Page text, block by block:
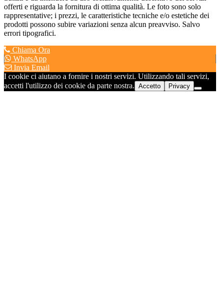
offerti e riguarda la fornitura di ottima qualità. Le foto sono solo
rappresentative; i prezzi, le caratteristiche tecniche e/o estetiche dei
prodotti possono subire variazioni senza alcun preavviso. Salvo
errori tipografici.
Chiama Ora
WhatsApp
Invia Email
I cookie ci aiutano a fornire i nostri servizi. Utilizzando tali servizi,
accetti l'utilizzo dei cookie da parte nostra. Accetto Privacy